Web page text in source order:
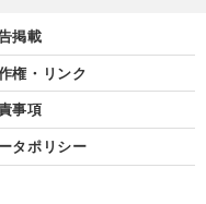
掲載
権・リンク
事項
タポリシー